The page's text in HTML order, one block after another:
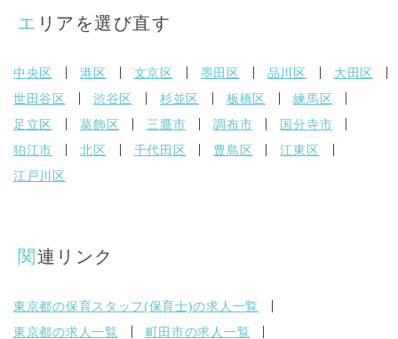
エリアを選び直す
中央区 港区 文京区 墨田区 品川区
大田区
世田谷区
渋谷区 杉並区 板橋区
練馬区
足立区
葛飾区 三鷹市 調布市
国分寺市
狛江市
北区 千代田区 豊島区
江東区
江戸川区
関連リンク
東京都の保育スタッフ(保育士)の求人一覧
東京都の求人一覧
町田市の求人一覧